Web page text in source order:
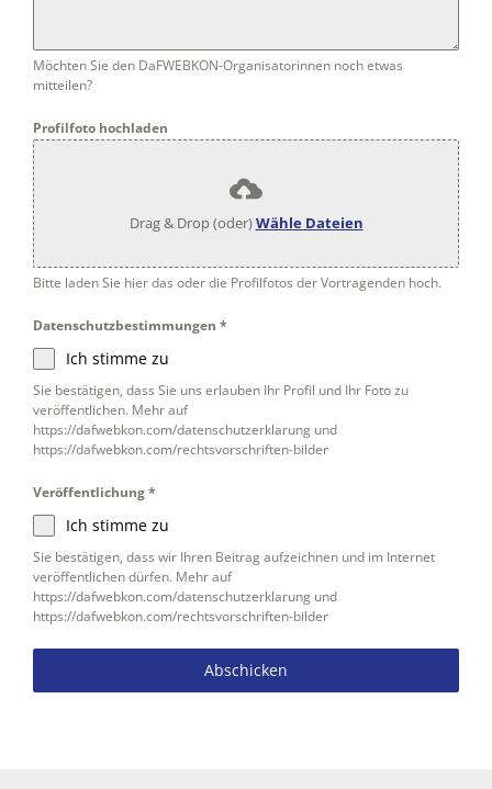
Möchten Sie den DaFWEBKON-Organisatorinnen noch etwas
mitteilen?
Profilfoto hochladen
Drag & Drop (oder)Wähle Dateien
Bitte laden Sie hier das oder die Profilfotos der Vortragenden hoch.
Datenschutzbestimmungen *
Ich stimme zu
Sie bestätigen, dass Sie uns erlauben Ihr Profil und Ihr Foto zu
veröffentlichen. Mehr auf
https://dafwebkon.com/datenschutzerklarung und
https://dafwebkon.com/rechtsvorschriften-bilder
Veröffentlichung*
Ich stimme zu
Sie bestätigen, dass wir Ihren Beitrag aufzeichnen und im Internet
veröffentlichen dürfen. Mehr auf
https://dafwebkon.com/datenschutzerklarung und
https://dafwebkon.com/rechtsvorschriften-bilder
Abschicken